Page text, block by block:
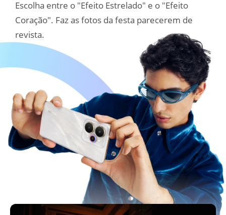
Escolha entre o "Efeito Estrelado" e o "Efeito
Coração". Faz as fotos da festa parecerem de
revista.